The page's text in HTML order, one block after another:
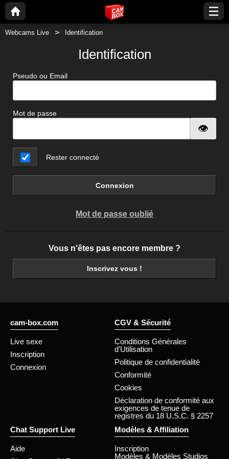
Webcams Live Identification
Identification
Pseudo ou Email
Mot de passe
Rester connecté
Connexion
Mot de passe oublié
Vous n'êtes pas encore membre ?
Inscrivez vous !
cam-box.com
Live sexe
Inscription
Connexion
CGV & Sécurité
Conditions Générales
d'Utilisation
Politique de confidentialité
Conformité
Cookies
Déclaration de conformité aux
exigences de tenue de
registres du 18 U.S.C. § 2257
Chat Support Live
Aide
Modèles & Affiliation
Inscription
Modèles & Modèles Studios